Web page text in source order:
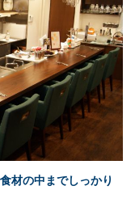
材の中までしっかり